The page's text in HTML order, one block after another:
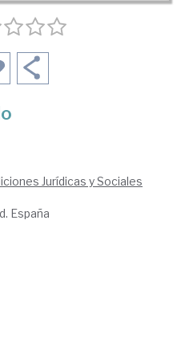
Jurídicas y Sociales
España